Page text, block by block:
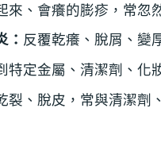
來、會癢的膨疹，常忽
： 反覆乾癢、脫屑、變
特定金屬、清潔劑、化
裂、脫皮，常與清潔劑